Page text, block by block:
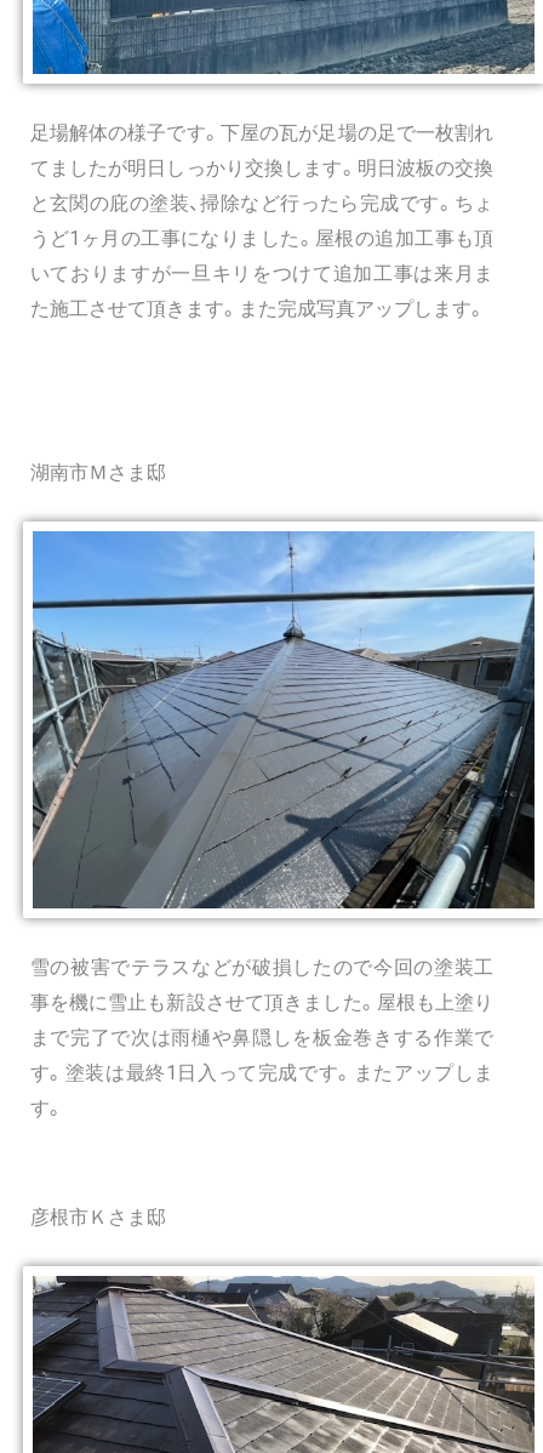
足場解体の様子です。下屋の瓦が足場の足で一枚割れ
てましたが明日しっかり交換します。明日波板の交換
と玄関の庇の塗装、掃除など行ったら完成です。ちょ
うど1ヶ月の工事になりました。屋根の追加工事も頂
いておりますが一旦キリをつけて追加工事は来月ま
た施工させて頂きます。また完成写真アップします。
湖南市Ｍさま邸
雪の被害でテラスなどが破損したので今回の塗装工
事を機に雪止も新設させて頂きました。屋根も上塗り
まで完了で次は雨樋や鼻隠しを板金巻きする作業で
す。塗装は最終1日入って完成です。またアップしま
す。
彦根市Ｋさま邸